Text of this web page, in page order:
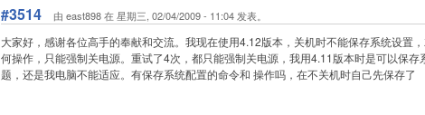
#3514 由 east898 在 星期三, 02/04/2009 - 11:04 发表。
大家好，感谢各位高手的奉献和交流。我现在使用4.12版本，关机时不能保存系统设置
何操作，只能强制关电源。重试了4次，都只能强制关电源，我用4.11版本时是可以保
题，还是我电脑不能适应。有保存系统配置的命令和 操作吗，在不关机时自己先保存了